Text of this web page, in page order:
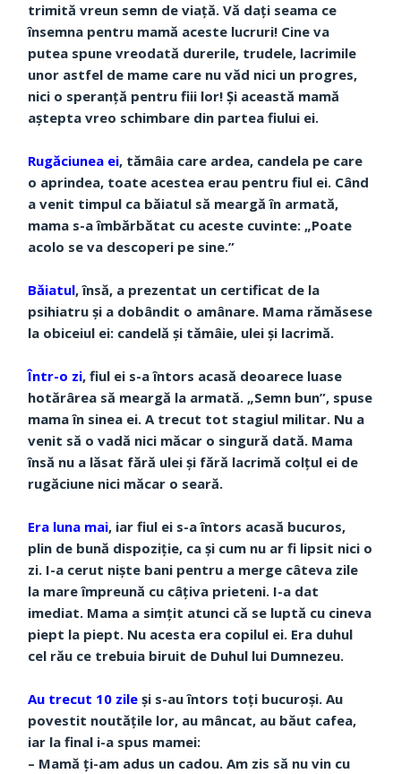
trimită vreun semn de viață. Vă dați seama ce
însemna pentru mamă aceste lucruri! Cine va
putea spune vreodată durerile, trudele, lacrimile
unor astfel de mame care nu văd nici un progres,
nici o speranță pentru fiii lor! Și această mamă
aștepta vreo schimbare din partea fiului ei.
Rugăciunea ei, tămâia care ardea, candela pe care
o aprindea, toate acestea erau pentru fiul ei. Când
a venit timpul ca băiatul să meargă în armată,
mama s-a îmbărbătat cu aceste cuvinte: „Poate
acolo se va descoperi pe sine.”
Băiatul, însă, a prezentat un certificat de la
psihiatru și a dobândit o amânare. Mama rămăsese
la obiceiul ei: candelă și tămâie, ulei și lacrimă.
Într-o zi, fiul ei s-a întors acasă deoarece luase
hotărârea să meargă la armată. „Semn bun”, spuse
mama în sinea ei. A trecut tot stagiul militar. Nu a
venit să o vadă nici măcar o singură dată. Mama
însă nu a lăsat fără ulei și fără lacrimă colțul ei de
rugăciune nici măcar o seară.
Era luna mai, iar fiul ei s-a întors acasă bucuros,
plin de bună dispoziție, ca și cum nu ar fi lipsit nici o
zi. I-a cerut niște bani pentru a merge câteva zile
la mare împreună cu câțiva prieteni. I-a dat
imediat. Mama a simțit atunci că se luptă cu cineva
piept la piept. Nu acesta era copilul ei. Era duhul
cel rău ce trebuia biruit de Duhul lui Dumnezeu.
Au trecut 10 zile și s-au întors toți bucuroși. Au
povestit noutățile lor, au mâncat, au băut cafea,
iar la final i-a spus mamei:
– Mamă ți-am adus un cadou. Am zis să nu vin cu